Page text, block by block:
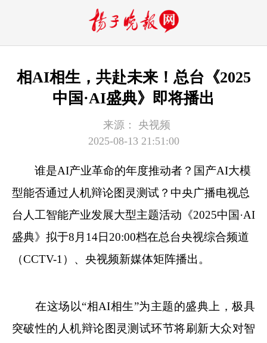
相AI相生，共赴未来！总台《2025
中国·AI盛典》即将播出
来源：
央视频
2025-08-13 21:51:00
谁是AI产业革命的年度推动者？国产AI大模
型能否通过人机辩论图灵测试？中央广播电视总
台人工智能产业发展大型主题活动《2025中国·AI
盛典》拟于8月14日20:00档在总台央视综合频道
（CCTV-1）、央视频新媒体矩阵播出。
在这场以“相AI相生”为主题的盛典上，极具
突破性的人机辩论图灵测试环节将刷新大众对智